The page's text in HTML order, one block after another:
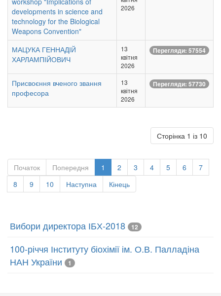
developments in science and
technology for the Biological
Weapons Convention"
2026
МАЦУКА ГЕННАДІЙ
ХАРЛАМПІЙОВИЧ
13
квітня
2026
Перегляди: 57554
Присвоєння вченого звання
професора
13
квітня
2026
Перегляди: 57730
Сторінка 1 із 10
Початок Попередня 1 2 3 4 5 6
7
8
9 10 Наступна Кінець
Вибори директора ІБХ-2018 12
100-річчя Інституту біохімії ім. О.В. Палладіна
НАН України
1